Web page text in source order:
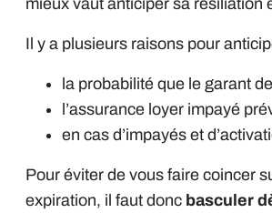
mieux vaut anticiper sa résiliation
Il y a plusieurs raisons pour
la probabilité que le garant
l’assurance loyer impayé
en cas d’impayés et
Pour éviter de vous faire coincer
expiration, il faut donc basculer